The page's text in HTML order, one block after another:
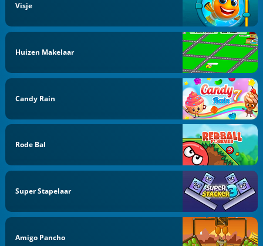
Visje
Huizen Makelaar
Candy Rain
Rode Bal
Super Stapelaar
Amigo Pancho